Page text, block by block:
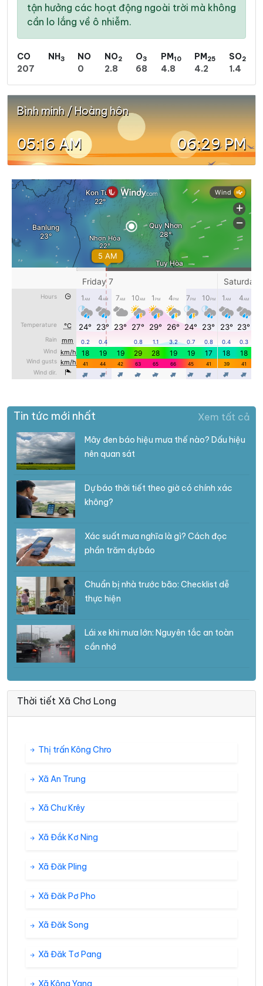
tận hưởng các hoạt động ngoài trời mà không
cần lo lắng về ô nhiễm.
CO
207
NH3
NO
0
NO2
2.8
O3
68
PM10
4.8
PM25
4.2
SO2
1.4
Bình minh / Hoàng hôn
05:16 AM 06:29 PM
Tin tức mới nhất Xem tất cả
Mây đen báo hiệu mưa thế nào? Dấu hiệu
nên quan sát
Dự báo thời tiết theo giờ có chính xác
không?
Xác suất mưa nghĩa là gì? Cách đọc
phần trăm dự báo
Chuẩn bị nhà trước bão: Checklist dễ
thực hiện
Lái xe khi mưa lớn: Nguyên tắc an toàn
cần nhớ
Thời tiết Xã Chơ Long
Thị trấn Kông Chro
Xã An Trung
Xã Chư Krêy
Xã Đắk Kơ Ning
Xã Đăk Pling
Xã Đăk Pơ Pho
Xã Đăk Song
Xã Đăk Tơ Pang
Xã Kông Yang